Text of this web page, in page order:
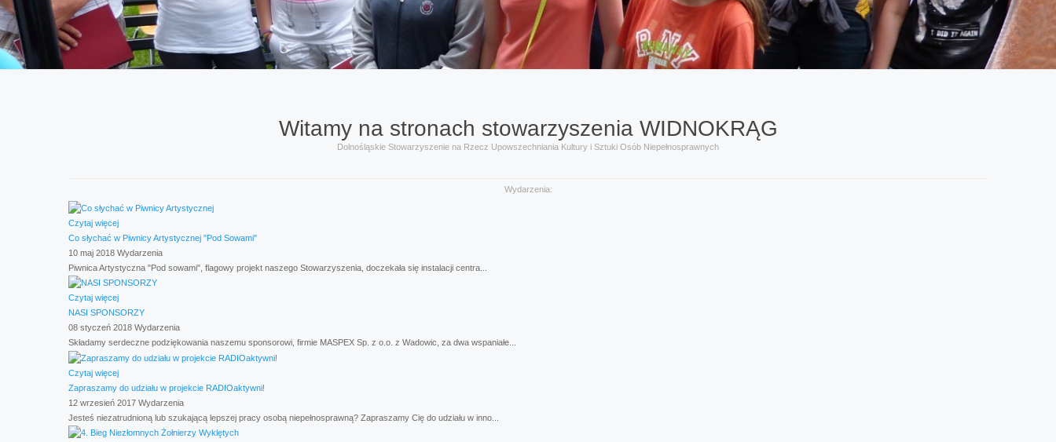
Witamy na stronach stowarzyszenia WIDNOKRĄG
Dolnośląskie Stowarzyszenie na Rzecz Upowszechniania Kultury i Sztuki Osób Niepełnosprawnych
Wydarzenia:
Czytaj więcej
Co słychać w Piwnicy Artystycznej "Pod Sowami"
10 maj 2018 Wydarzenia
Piwnica Artystyczna "Pod sowami", flagowy projekt naszego Stowarzyszenia, doczekała się instalacji centra...
Czytaj więcej
NASI SPONSORZY
08 styczeń 2018 Wydarzenia
Składamy serdeczne podziękowania naszemu sponsorowi, firmie MASPEX Sp. z o.o. z Wadowic, za dwa wspaniałe...
Czytaj więcej
Zapraszamy do udziału w projekcie RADIOaktywni!
12 wrzesień 2017 Wydarzenia
Jesteś niezatrudnioną lub szukającą lepszej pracy osobą niepełnosprawną? Zapraszamy Cię do udziału w inno...